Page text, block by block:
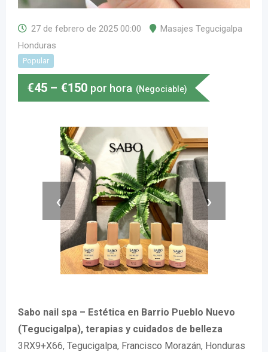
27 de febrero de 2025 00:00
Masajes Tegucigalpa
Honduras
Popular
€45 – €150 por hora (Negociable)
‹ ›
Sabo nail spa – Estética en Barrio Pueblo Nuevo
(Tegucigalpa), terapias y cuidados de belleza
3RX9+X66, Tegucigalpa, Francisco Morazán, Honduras